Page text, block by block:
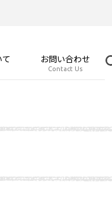
お問い合わせ
Contact Us